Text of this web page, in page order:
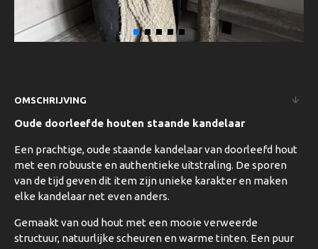
OMSCHRIJVING
Oude doorleefde houten staande kandelaar
Een prachtige, oude staande kandelaar van doorleefd hout
met een robuuste en authentieke uitstraling. De sporen
van de tijd geven dit item zijn unieke karakter en maken
elke kandelaar net even anders.
Gemaakt van oud hout met een mooie verweerde
structuur, natuurlijke scheuren en warme tinten. Een puur